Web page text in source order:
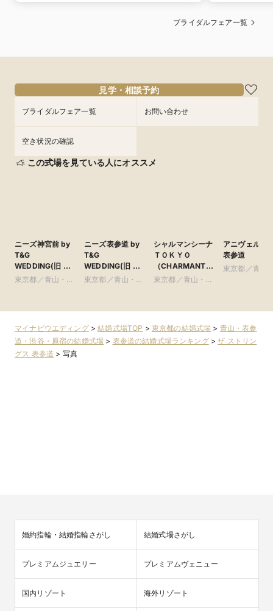
ブライダルフェア一覧
見学・相談予約
ブライダルフェア一覧 お問い合わせ
空き状況の確認
この式場を見ている人にオススメ
ニーズ神宮前 by
T&G
WEDDING(旧 ア
ルモニーソルーナ
東京都／青山・表
ニーズ表参道 by
T&G
WEDDING(旧 表
参道TERRACE)
東京都／青山・表
シャルマンシーナ
ＴＯＫＹＯ
（CHARMANT
SCENA
東京都／青山・表
アニヴェルセ
表参道
東京都／青山
マイナビウエディング>結婚式場TOP > 東京都の結婚式場 > 青山・表参
道・渋谷・原宿の結婚式場 > 表参道の結婚式場ランキング>ザ ストリン
グス 表参道 > 写真
婚約指輪・結婚指輪さがし 結婚式場さがし
プレミアムジュエリー プレミアムヴェニュー
国内リゾート 海外リゾート